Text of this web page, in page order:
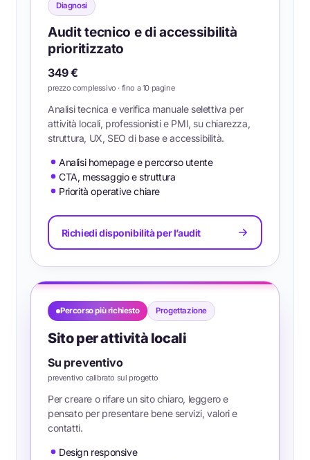
Diagnosi
Audit tecnico e di accessibilità
prioritizzato
349 €
prezzo complessivo · fino a 10 pagine
Analisi tecnica e verifica manuale selettiva per
attività locali, professionisti e PMI, su chiarezza,
struttura, UX, SEO di base e accessibilità.
Analisi homepage e percorso utente
CTA, messaggio e struttura
Priorità operative chiare
Richiedi disponibilità per l’audit
Percorso più richiesto Progettazione
Sito per attività locali
Su preventivo
preventivo calibrato sul progetto
Per creare o rifare un sito chiaro, leggero e
pensato per presentare bene servizi, valori e
contatti.
Design responsive